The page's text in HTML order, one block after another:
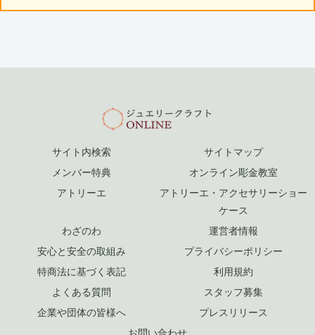
サイト内検索
サイトマップ
メンバー特典
オンライン彫金教室
アトリーエ
アトリーエ・アクセサリーショー
ケース
わざのわ
運営者情報
安心と安全の取組み
プライバシーポリシー
特商法に基づく表記
利用規約
よくある質問
スタッフ募集
企業や団体の皆様へ
プレスリリース